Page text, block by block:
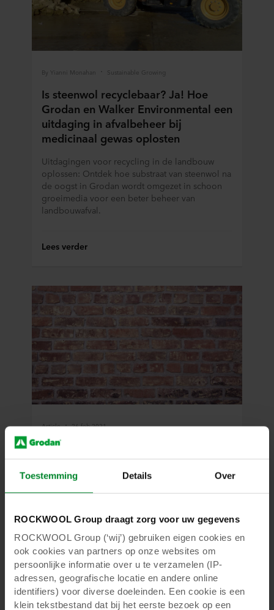
Toestemming Details Over
ROCKWOOL Group draagt zorg voor uw gegevens
ROCKWOOL Group (‘wij’) gebruiken eigen cookies en
ook cookies van partners op onze websites om
persoonlijke informatie over u te verzamelen (IP-
adressen, geografische locatie en andere online
identifiers) voor diverse doeleinden. Een cookie is een
klein tekstbestand dat bij het eerste bezoek op een
By Yianni Monahan Sustainable Growing
Is steenwol recyclebaar? Ja! Hoe
Grodan en Walker Environmental een
uitdaging in afvalbeheer bij
medicinaal gewas oplosten
Uitdagingen voor recycling in de landbouw
oplossen: Ontdek hoe substraat van steenwol na
de oogst in Grodan wordt omgezet in schoon
groeimedia voor een beter beheer van
landbouwafval.
Lees verder
Article 26 feb 2021
Grodans recycling top-3 volgens
‘goeroe’ Tom Vitters
Goeroe’ Tom Vitters, Manager Recycling
EU/CEEEx bij Grodan over de hoogtepunten
Lees verder